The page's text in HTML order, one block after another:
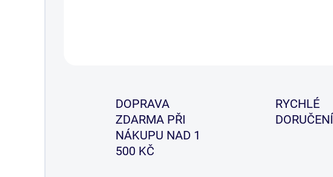
DOPRAVA
ZDARMA PŘI
NÁKUPU NAD 1
500 KČ
RYCHLÉ
DORUČENÍ